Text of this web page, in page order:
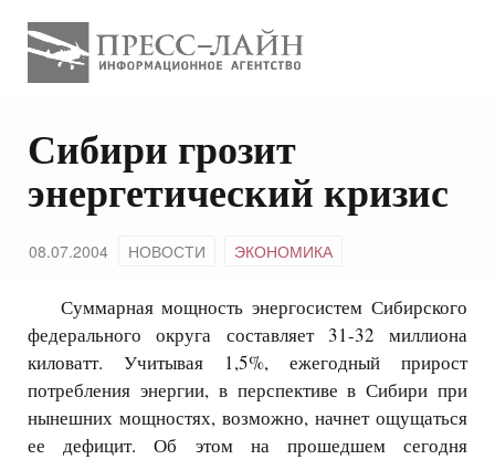
Сибири грозит
энергетический кризис
08.07.2004 НОВОСТИ ЭКОНОМИКА
Суммарная мощность энергосистем Сибирского
федерального округа составляет 31-32 миллиона
киловатт. Учитывая 1,5%, ежегодный прирост
потребления энергии, в перспективе в Сибири при
нынешних мощностях, возможно, начнет ощущаться
ее дефицит. Об этом на прошедшем сегодня